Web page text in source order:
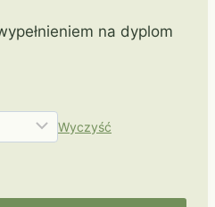
na dyplom
Wyczyść